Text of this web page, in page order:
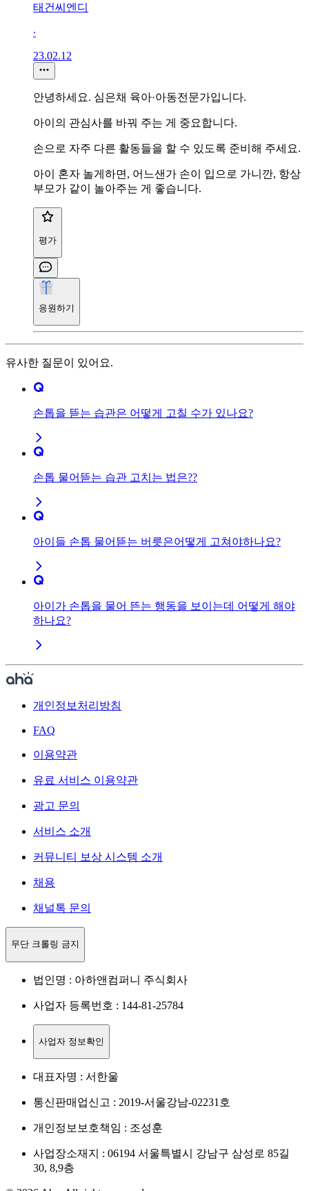
태건씨엔디
∙
23.02.12
안녕하세요. 심은채 육아·아동전문가입니다.
아이의 관심사를 바꿔 주는 게 중요합니다.
손으로 자주 다른 활동들을 할 수 있도록 준비해 주세요.
아이 혼자 놀게하면, 어느샌가 손이 입으로 가니깐, 항상
부모가 같이 놀아주는 게 좋습니다.
평가
응원하기
유사한 질문이 있어요.
손톱을 뜯는 습관은 어떻게 고칠 수가 있나요?
손톱 물어뜯는 습관 고치는 법은??
아이들 손톱 물어뜯는 버릇은어떻게 고쳐야하나요?
아이가 손톱을 물어 뜬는 행동을 보이는데 어떻게 해야
하나요?
개인정보처리방침
FAQ
이용약관
유료 서비스 이용약관
광고 문의
서비스 소개
커뮤니티 보상 시스템 소개
채용
채널톡 문의
무단 크롤링 금지
법인명 : 아하앤컴퍼니 주식회사
사업자 등록번호 : 144-81-25784
사업자 정보확인
대표자명 : 서한울
통신판매업신고 : 2019-서울강남-02231호
개인정보보호책임 : 조성훈
사업장소재지 : 06194 서울특별시 강남구 삼성로 85길
30, 8,9층